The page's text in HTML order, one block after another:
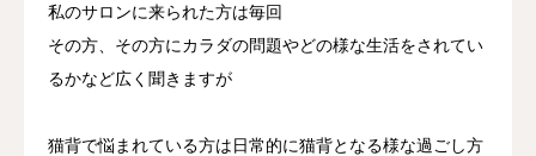
私のサロンに来られた方は毎回
その方、その方にカラダの問題やどの様な生活をされてい
るかなど広く聞きますが
猫背で悩まれている方は日常的に猫背となる様な過ごし方